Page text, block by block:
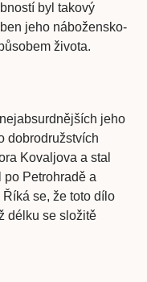
byl takový
jeho nábožensko-
života.
jeho
dobrodružstvích
Kovaljova a stal
po Petrohradě a
se, že toto dílo
délku se složitě